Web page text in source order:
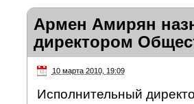
Армен Амирян
директором
10 марта 2010, 19:09
Исполнительный